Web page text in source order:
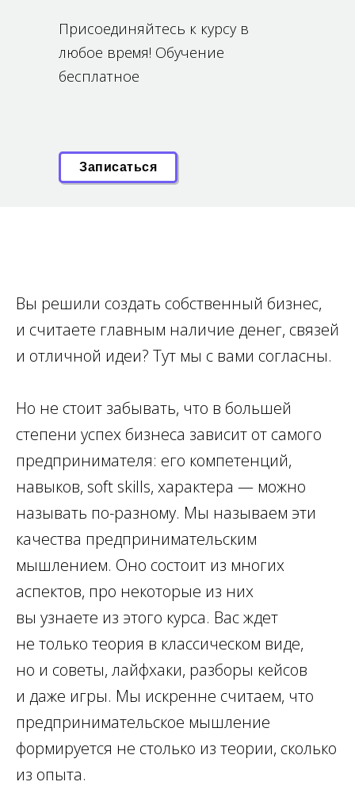
Присоединяйтесь к курсу в
любое время! Обучение
бесплатное
Записаться
Вы решили создать собственный бизнес,
и считаете главным наличие денег, связей
и отличной идеи? Тут мы с вами согласны.
Но не стоит забывать, что в большей
степени успех бизнеса зависит от самого
предпринимателя: его компетенций,
навыков, soft skills, характера — можно
называть по-разному. Мы называем эти
качества предпринимательским
мышлением. Оно состоит из многих
аспектов, про некоторые из них
вы узнаете из этого курса. Вас ждет
не только теория в классическом виде,
но и советы, лайфхаки, разборы кейсов
и даже игры. Мы искренне считаем, что
предпринимательское мышление
формируется не столько из теории, сколько
из опыта.